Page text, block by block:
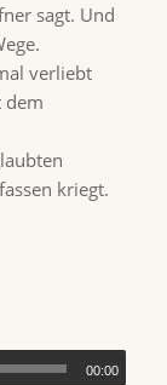
sagt. Und
verliebt
dem
kriegt.
00:00